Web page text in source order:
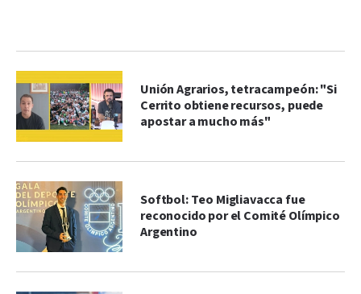
Unión Agrarios, tetracampeón: "Si
Cerrito obtiene recursos, puede
apostar a mucho más"
Softbol: Teo Migliavacca fue
reconocido por el Comité Olímpico
Argentino